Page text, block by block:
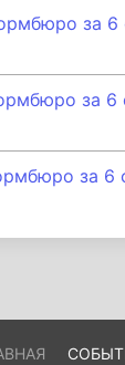
за 6
за 6
за 6